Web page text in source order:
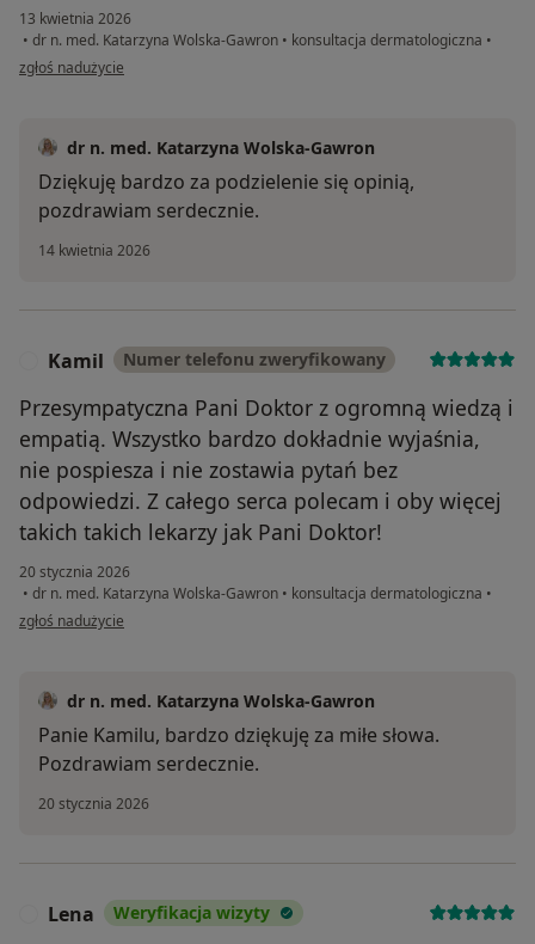
13 kwietnia 2026
• dr n. med. Katarzyna Wolska-Gawron • konsultacja dermatologiczna •
w opinii użytkownika Kamila
zgłoś nadużycie
dr n. med. Katarzyna Wolska-Gawron
Dziękuję bardzo za podzielenie się opinią,
pozdrawiam serdecznie.
14 kwietnia 2026
Kamil Numer telefonu zweryfikowany
Przesympatyczna Pani Doktor z ogromną wiedzą i
empatią. Wszystko bardzo dokładnie wyjaśnia,
nie pospiesza i nie zostawia pytań bez
odpowiedzi. Z całego serca polecam i oby więcej
takich takich lekarzy jak Pani Doktor!
20 stycznia 2026
• dr n. med. Katarzyna Wolska-Gawron • konsultacja dermatologiczna •
w opinii użytkownika Kamil
zgłoś nadużycie
dr n. med. Katarzyna Wolska-Gawron
Panie Kamilu, bardzo dziękuję za miłe słowa.
Pozdrawiam serdecznie.
20 stycznia 2026
Lena Weryfikacja wizyty